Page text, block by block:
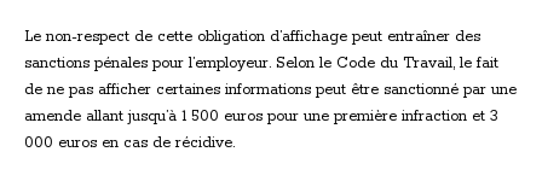
Le non-respect de cette obligation d’affichage peut entraîner des
sanctions pénales pour l’employeur. Selon le Code du Travail, le fait
de ne pas afficher certaines informations peut être sanctionné par une
amende allant jusqu’à 1 500 euros pour une première infraction et 3
000 euros en cas de récidive.